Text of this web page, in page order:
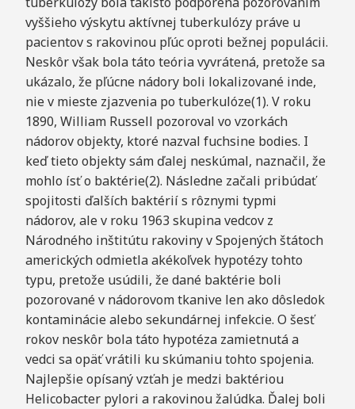
vyššieho výskytu aktívnej tuberkulózy práve u
pacientov s rakovinou pľúc oproti bežnej populácii.
Neskôr však bola táto teória vyvrátená, pretože sa
ukázalo, že pľúcne nádory boli lokalizované inde,
nie v mieste zjazvenia po tuberkulóze(1). V roku
1890, William Russell pozoroval vo vzorkách
nádorov objekty, ktoré nazval fuchsine bodies. I
keď tieto objekty sám ďalej neskúmal, naznačil, že
mohlo ísť o baktérie(2). Následne začali pribúdať
spojitosti ďalších baktérií s rôznymi typmi
nádorov, ale v roku 1963 skupina vedcov z
Národného inštitútu rakoviny v Spojených štátoch
amerických odmietla akékoľvek hypotézy tohto
typu, pretože usúdili, že dané baktérie boli
pozorované v nádorovom tkanive len ako dôsledok
kontaminácie alebo sekundárnej infekcie. O šesť
rokov neskôr bola táto hypotéza zamietnutá a
vedci sa opäť vrátili ku skúmaniu tohto spojenia.
Najlepšie opísaný vzťah je medzi baktériou
Helicobacter pylori a rakovinou žalúdka. Ďalej boli